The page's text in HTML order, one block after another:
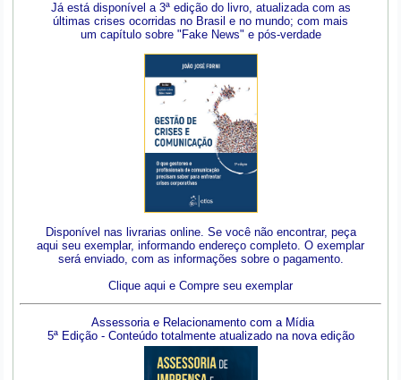
Já está disponível a 3ª edição do livro, atualizada com as
últimas crises ocorridas no Brasil e no mundo; com mais
um capítulo sobre "Fake News" e pós-verdade
Disponível nas livrarias online. Se você não encontrar, peça
aqui seu exemplar, informando endereço completo. O exemplar
será enviado, com as informações sobre o pagamento.
Clique aqui e Compre seu exemplar
Assessoria e Relacionamento com a Mídia
5ª Edição - Conteúdo totalmente atualizado na nova edição